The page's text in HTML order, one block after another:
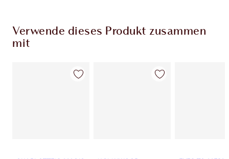
Verwende dieses Produkt zusammen
mit